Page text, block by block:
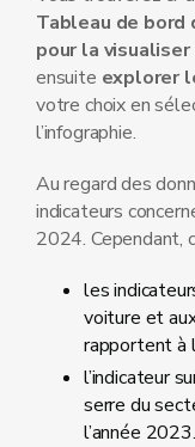
Tableau de
pour la
ensuite explorer
votre choix en
l’infographie.
Au regard des
indicateurs
2024. Cependant,
les
voiture et
rapportent à
l’indicateur
serre du
l’année 2023.